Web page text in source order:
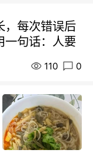
，每次错误后
一句话：人要
110 0